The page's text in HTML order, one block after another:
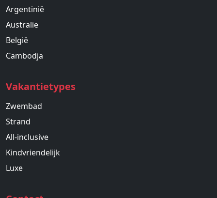
Argentinië
Australie
België
Cambodja
Vakantietypes
Zwembad
Strand
All-inclusive
Kindvriendelijk
Luxe